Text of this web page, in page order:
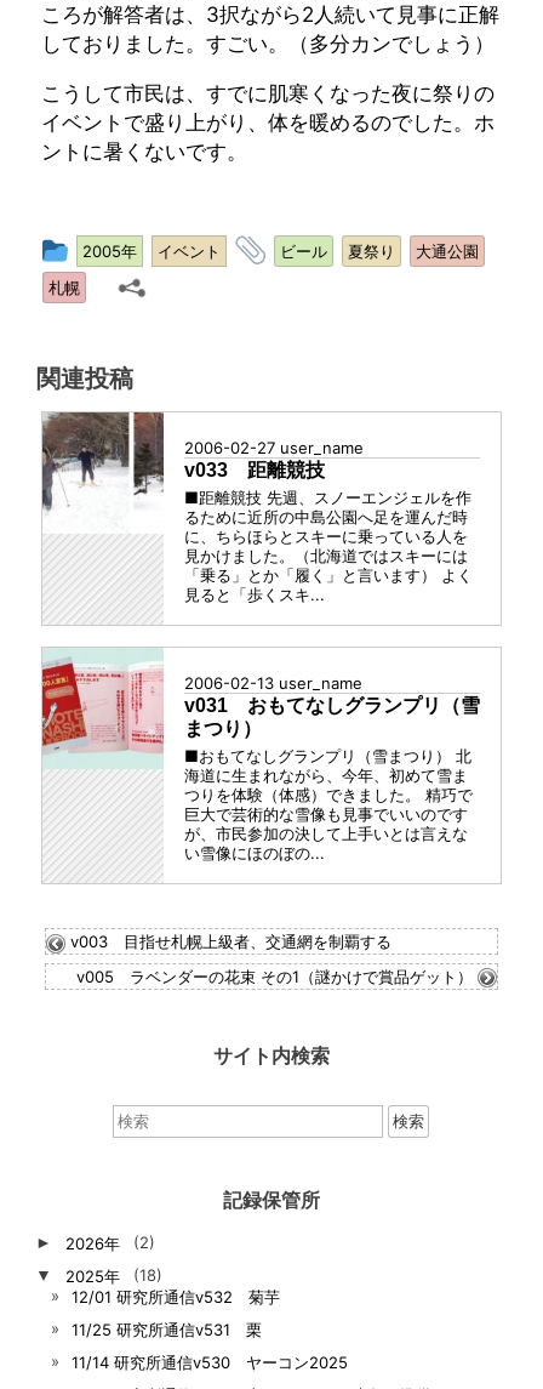
ころが解答者は、3択ながら2人続いて見事に正解
しておりました。すごい。（多分カンでしょう）
こうして市民は、すでに肌寒くなった夜に祭りの
イベントで盛り上がり、体を暖めるのでした。ホ
ントに暑くないです。
投
稿
グ
ー
プ
2005年 イベント
タビール 夏祭り
大通公園
札幌
関連投稿
2006-02-27 user_name
v033 距離競技
■距離競技 先週、スノーエンジェルを作
るために近所の中島公園へ足を運んだ時
に、ちらほらとスキーに乗っている人を
見かけました。（北海道ではスキーには
「乗る」とか「履く」と言います） よく
見ると「歩くスキ...
2006-02-13 user_name
v031 おもてなしグランプリ（雪
まつり）
■おもてなしグランプリ（雪まつり） 北
海道に生まれながら、今年、初めて雪ま
つりを体験（体感）できました。 精巧で
巨大で芸術的な雪像も見事でいいのです
が、市民参加の決して上手いとは言えな
い雪像にほのぼの...
v003 目指せ札幌上級者、交通網を制覇する
v005 ラベンダーの花束 その1（謎かけで賞品ゲット）
サイト内検索
索：
記録保管所
► 2026年
(2)
▼
2025年
(18)
12/01 研究所通信v532 菊芋
11/25 研究所通信v531 栗
11/14 研究所通信v530 ヤーコン2025